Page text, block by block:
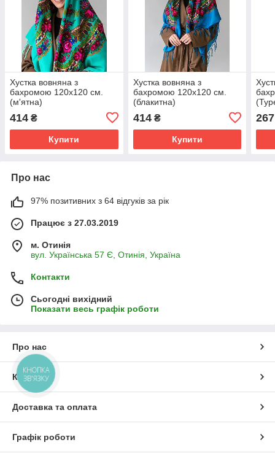
Хустка вовняна з
бахромою 120х120 см.
(м'ятна)
414 ₴
Купити
Хустка вовняна з
бахромою 120х120 см.
(блакитна)
414₴
Купити
267
Про нас
97% позитивних з 64 відгуків за рік
Працює з 27.03.2019
м. Отинія
вул. Українська 57 Є, Отинія, Україна
Контакти
Сьогодні вихідний
Показати весь графік роботи
Про нас
Контакти
Доставка та оплата
Графік роботи
КНОПКА
ЗВ'ЯЗКУ